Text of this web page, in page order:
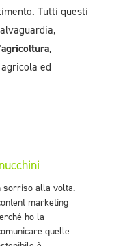
Tutti questi
,
ed
sorriso alla volta.
marketing
ho la
quelle